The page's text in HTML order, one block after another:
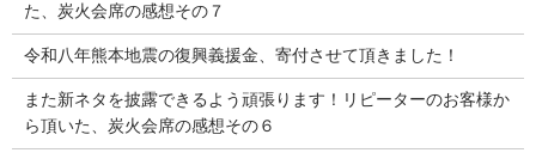
た、炭火会席の感想その７
令和八年熊本地震の復興義援金、寄付させて頂きました！
また新ネタを披露できるよう頑張ります！リピーターのお客様か
ら頂いた、炭火会席の感想その６